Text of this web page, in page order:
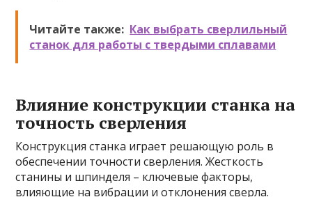
Читайте также: Как выбрать сверлильный
станок для работы с твердыми сплавами
Влияние конструкции станка на
точность сверления
Конструкция станка играет решающую роль в
обеспечении точности сверления. Жесткость
станины и шпинделя – ключевые факторы,
влияющие на вибрации и отклонения сверла.